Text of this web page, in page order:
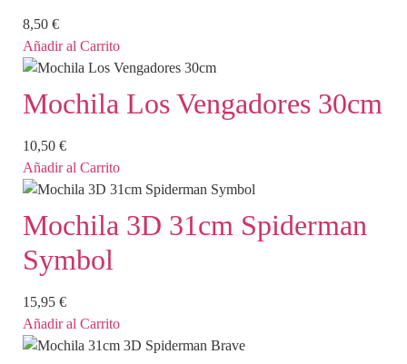
8,50 €
Añadir al Carrito
Mochila Los Vengadores 30cm
10,50 €
Añadir al Carrito
Mochila 3D 31cm Spiderman
Symbol
15,95 €
Añadir al Carrito